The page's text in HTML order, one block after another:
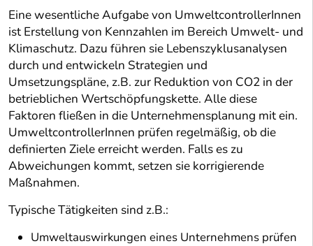
Eine wesentliche Aufgabe von UmweltcontrollerInnen
ist Erstellung von Kennzahlen im Bereich Umwelt- und
Klimaschutz. Dazu führen sie Lebenszyklusanalysen
durch und entwickeln Strategien und
Umsetzungspläne, z.B. zur Reduktion von CO2 in der
betrieblichen Wertschöpfungskette. Alle diese
Faktoren fließen in die Unternehmensplanung mit ein.
UmweltcontrollerInnen prüfen regelmäßig, ob die
definierten Ziele erreicht werden. Falls es zu
Abweichungen kommt, setzen sie korrigierende
Maßnahmen.
Typische Tätigkeiten sind z.B.:
Umweltauswirkungen eines Unternehmens prüfen